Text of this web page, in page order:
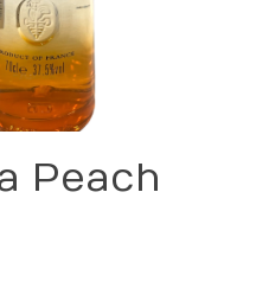
Peach